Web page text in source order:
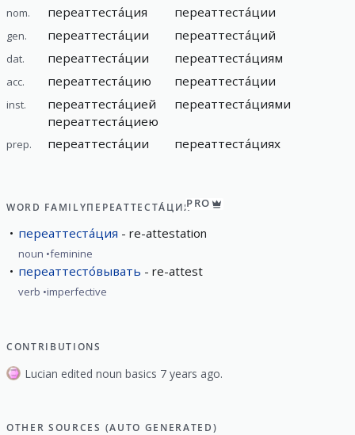
nom.
переаттеста́ция переаттеста́ции
gen. переаттеста́ции переаттеста́ций
dat. переаттеста́ции переаттеста́циям
acc. переаттеста́цию переаттеста́ции
inst.
переаттеста́цией
переаттеста́циею
переаттеста́циями
prep. переаттеста́ции переаттеста́циях
WORD FAMILYПЕРЕАТТЕСТА́ЦИЯPRO
переаттеста́ция re-attestation
noun feminine
переаттесто́вывать re-attest
verb imperfective
CONTRIBUTIONS
Lucian edited noun basics 7 years ago.
OTHER SOURCES (AUTO GENERATED)